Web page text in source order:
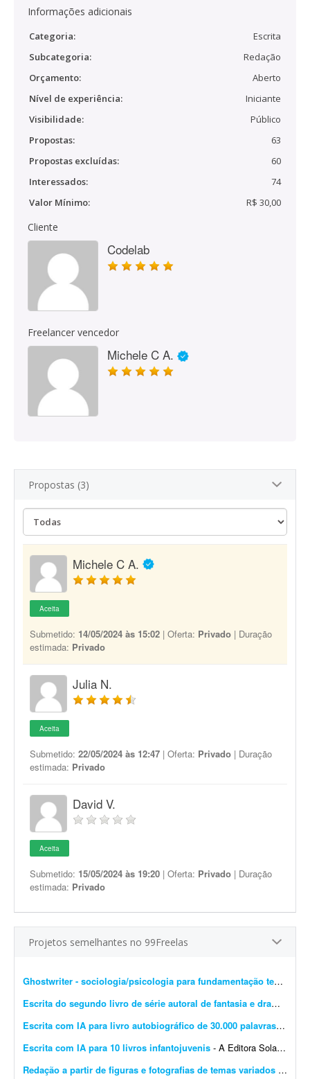
Informações adicionais
Categoria:
Escrita
Subcategoria:
Redação
Orçamento:
Aberto
Nível de experiência:
Iniciante
Visibilidade:
Público
Propostas:
63
Propostas excluídas:
60
Interessados:
74
Valor Mínimo:
R$ 30,00
Cliente
Codelab
Freelancer vencedor
Michele C A.
Propostas (3)
Michele C A.
Aceita
Submetido: 14/05/2024 às 15:02 | Oferta: Privado | Duração
estimada: Privado
Julia N.
Aceita
Submetido: 22/05/2024 às 12:47 | Oferta: Privado | Duração
estimada: Privado
David V.
Aceita
Submetido: 15/05/2024 às 19:20 | Oferta: Privado | Duração
estimada: Privado
Projetos semelhantes no 99Freelas
Ghostwriter - sociologia/psicologia para fundamentação teórica
Escrita do segundo livro de série autoral de fantasia e drama
Escrita com IA para livro autobiográfico de 30.000 palavras
- A
Escrita com IA para 10 livros infantojuvenis - A Editora Solano busca um profissional especializado em Inteligência Artificial e escrita criativa para desenvolver 10 livros completos, com aproximadamente 10 mil palavras cada, utilizando f...
Redação a partir de figuras e fotografias de temas variados